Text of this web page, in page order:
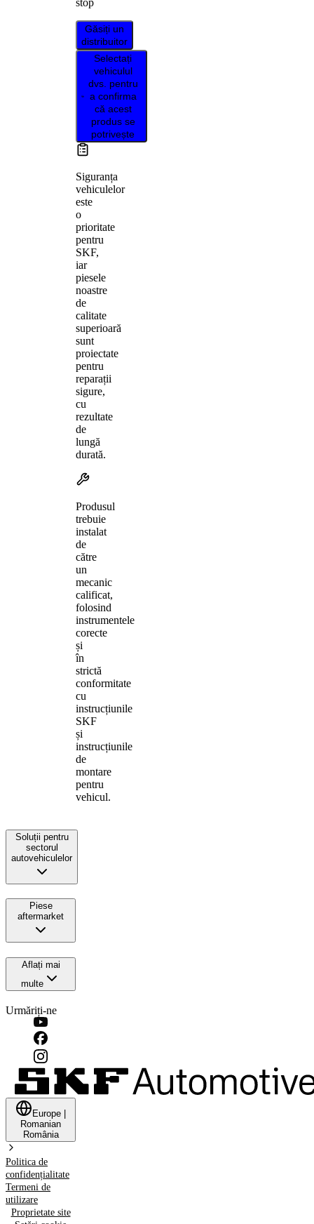
Găsiți un
distribuitor
Selectați
vehiculul
dvs. pentru
a confirma
că acest
produs se
potrivește
Siguranța
vehiculelor
este
o
prioritate
pentru
SKF,
iar
piesele
noastre
de
calitate
superioară
sunt
proiectate
pentru
reparații
sigure,
cu
rezultate
de
lungă
durată.
Produsul
trebuie
instalat
de
către
un
mecanic
calificat,
folosind
instrumentele
corecte
și
în
strictă
conformitate
cu
instrucțiunile
SKF
și
instrucțiunile
de
montare
pentru
vehicul.
Soluții pentru
sectorul
autovehiculelor
Piese
aftermarket
Aflați mai
multe
Urmăriți-ne
Europe
Romanian
România
Politica de
confidențialitate
Termeni de
utilizare
Proprietate site